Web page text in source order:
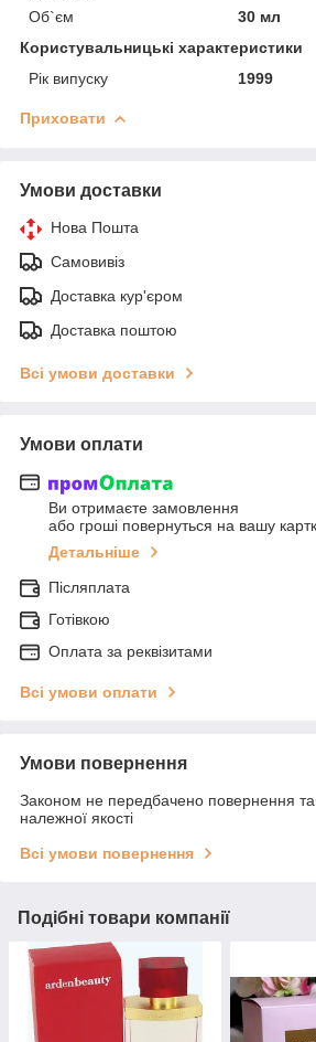
Об`єм
30 мл
Користувальницькі характеристики
Рік випуску
1999
Приховати
Умови доставки
Нова Пошта
Самовивіз
Доставка кур'єром
Доставка поштою
Всі умови доставки
Умови оплати
Ви отримаєте замовлення
або гроші повернуться на вашу
Детальніше
Післяплата
Готівкою
Оплата за реквізитами
Всі умови оплати
Умови повернення
Законом не передбачено повернення та
належної якості
Всі умови повернення
Подібні товари компанії